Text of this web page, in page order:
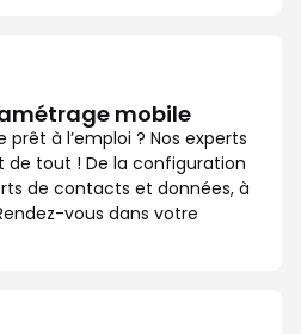
mobile
prêt à l’emploi ? Nos experts
de tout ! De la configuration
de contacts et données, à
vous dans votre